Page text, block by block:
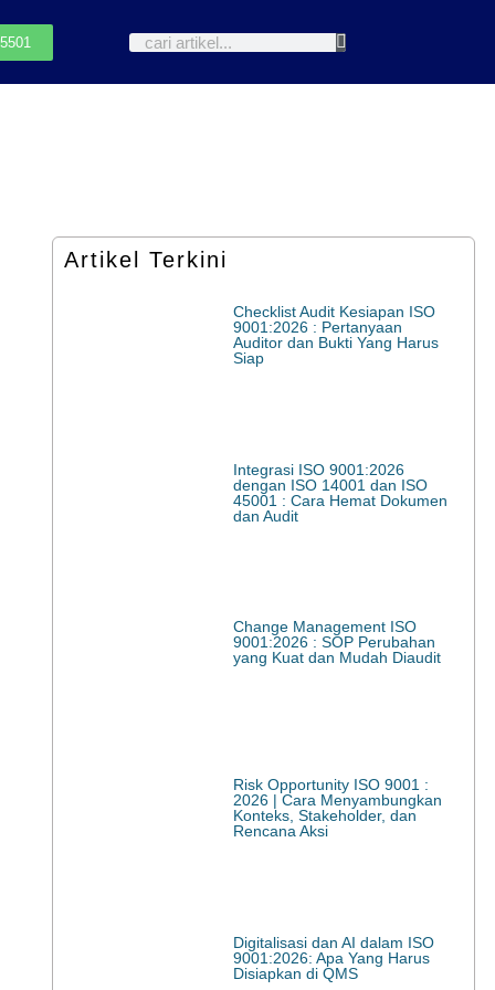
Artikel Terkini
Checklist Audit Kesiapan ISO
9001:2026 : Pertanyaan
Auditor dan Bukti Yang Harus
Siap
Integrasi ISO 9001:2026
dengan ISO 14001 dan ISO
45001 : Cara Hemat Dokumen
dan Audit
Change Management ISO
9001:2026 : SOP Perubahan
yang Kuat dan Mudah Diaudit
Risk Opportunity ISO 9001 :
2026 | Cara Menyambungkan
Konteks, Stakeholder, dan
Rencana Aksi
Digitalisasi dan AI dalam ISO
9001:2026: Apa Yang Harus
Disiapkan di QMS